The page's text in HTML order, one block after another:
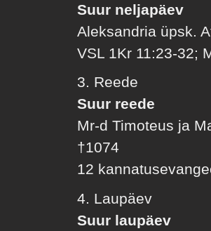
Suur neljapäev
Aleksandria üpsk.
VSL 1Kr 11:23-32;
3. Reede
Suur reede
Mr-d Timoteus ja
†1074
12
4. Laupäev
Suur laupäev